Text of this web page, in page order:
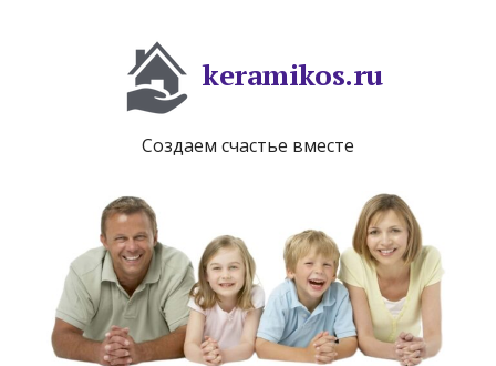
keramikos.ru
Создаем счастье вместе